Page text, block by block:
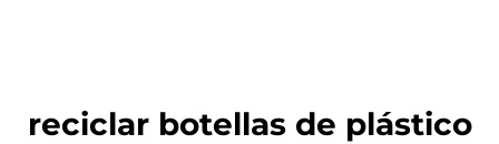
reciclar botellas de plástico